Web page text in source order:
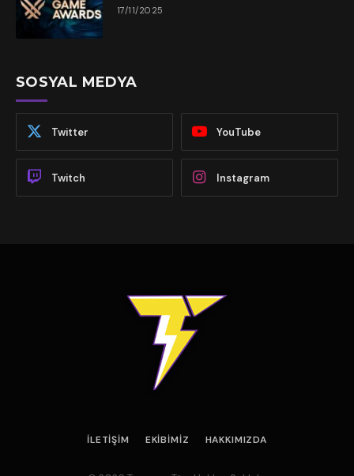
17/11/2025
SOSYAL MEDYA
Twitter YouTube
Twitch Instagram
İLETIŞIM EKIBIMIZ HAKKIMIZDA